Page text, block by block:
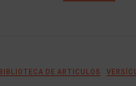
BIBLIOTECA DE ARTICULOS